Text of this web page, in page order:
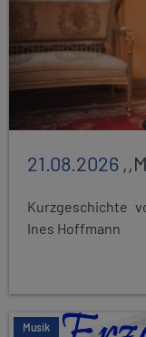
21.08.2026
Kurzgeschichte
Ines Hoffmann
Musik